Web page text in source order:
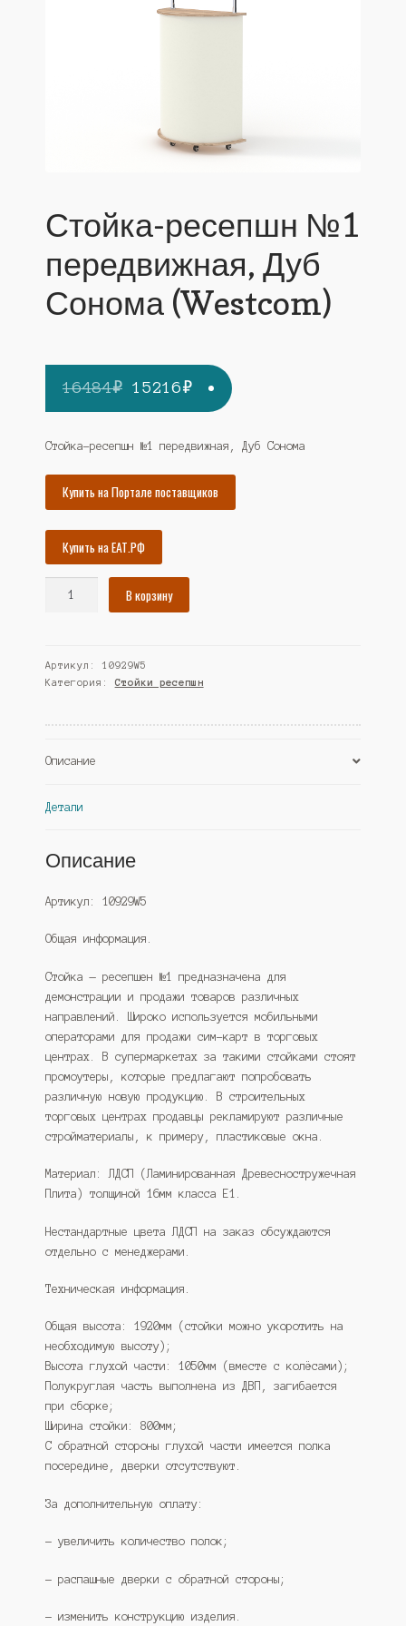
Стойка-ресепшн №1
передвижная, Дуб
Сонома (Westcom)
16484₽ Первоначальная
цена
составляла
16484₽.
15216₽Текущая
цена:
15216₽.
Стойка-ресепшн №1 передвижная, Дуб Сонома
Купить на Портале поставщиков
Купить на ЕАТ.РФ
№1
передвижная,
Сонома
В корзину
Артикул:10929W5
Категория: Стойки ресепшн
Описание
Детали
Описание
Артикул: 10929W5
Общая информация.
Стойка — ресепшен №1 предназначена для
демонстрации и продажи товаров различных
направлений. Широко используется мобильными
операторами для продажи сим-карт в торговых
центрах. В супермаркетах за такими стойками стоят
промоутеры, которые предлагают попробовать
различную новую продукцию. В строительных
торговых центрах продавцы рекламируют различные
стройматериалы, к примеру, пластиковые окна.
Материал: ЛДСП (Ламинированная Древесностружечная
Плита) толщиной 16мм класса Е1.
Нестандартные цвета ЛДСП на заказ обсуждаются
отдельно с менеджерами.
Техническая информация.
Общая высота: 1920мм (стойки можно укоротить на
необходимую высоту);
Высота глухой части: 1050мм (вместе с колёсами);
Полукруглая часть выполнена из ДВП, загибается
при сборке;
Ширина стойки: 800мм;
С обратной стороны глухой части имеется полка
посередине, дверки отсутствуют.
За дополнительную оплату:
— увеличить количество полок;
— распашные дверки с обратной стороны;
— изменить конструкцию изделия.